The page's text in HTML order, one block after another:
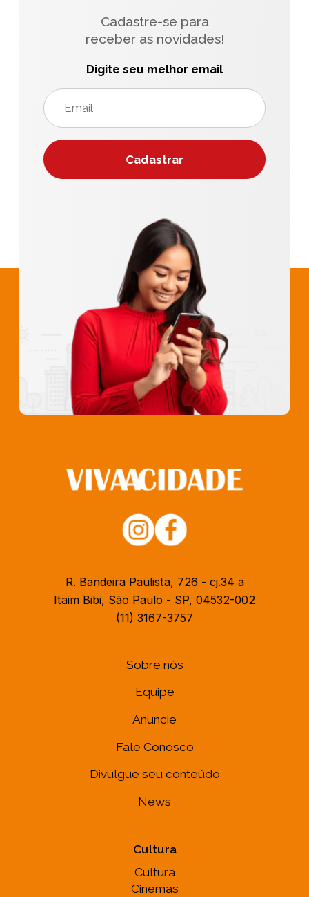
Cadastre-se para
receber as novidades!
Digite seu melhor email
R. Bandeira Paulista, 726 - cj.34 a
Itaim Bibi, São Paulo - SP, 04532-002
(11) 3167-3757
Sobre nós
Equipe
Anuncie
Fale Conosco
Divulgue seu conteúdo
News
Cultura
Cultura
Cinemas